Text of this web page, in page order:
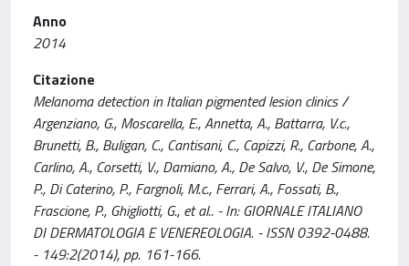
Anno
2014
Citazione
Melanoma detection in Italian pigmented lesion clinics /
Argenziano, G., Moscarella, E., Annetta, A., Battarra, V.c.,
Brunetti, B., Buligan, C., Cantisani, C., Capizzi, R., Carbone, A.,
Carlino, A., Corsetti, V., Damiano, A., De Salvo, V., De Simone,
P., Di Caterino, P., Fargnoli, M.c., Ferrari, A., Fossati, B.,
Frascione, P., Ghigliotti, G., et al.. - In: GIORNALE ITALIANO
DI DERMATOLOGIA E VENEREOLOGIA. - ISSN 0392-0488.
- 149:2(2014), pp. 161-166.